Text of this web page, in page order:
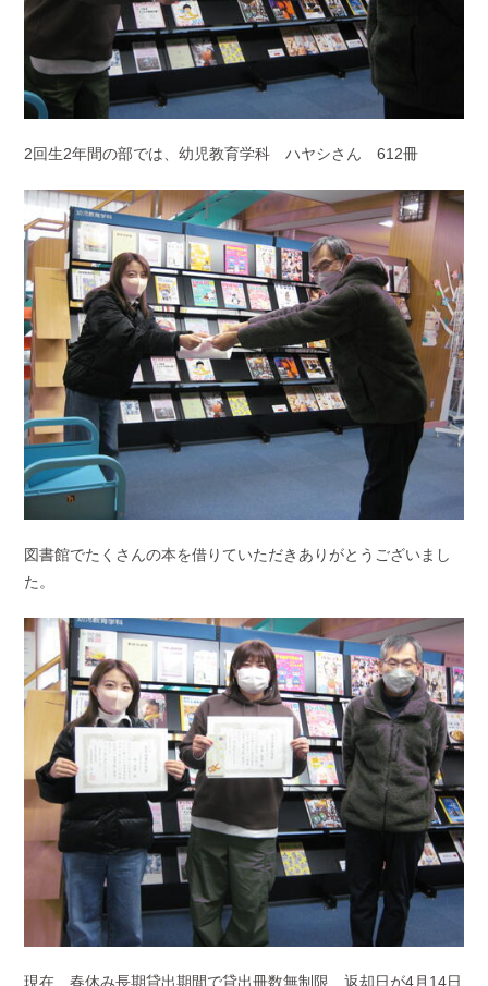
2回生2年間の部では、幼児教育学科 ハヤシさん 612冊
図書館でたくさんの本を借りていただきありがとうございまし
た。
現在、春休み長期貸出期間で貸出冊数無制限、返却日が4月14日